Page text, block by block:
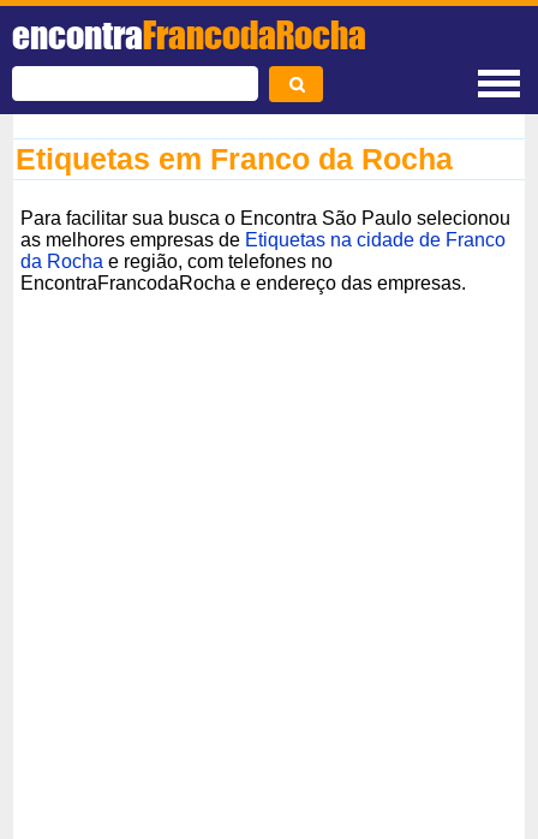
encontraFrancodaRocha
Etiquetas em Franco da Rocha
Para facilitar sua busca o Encontra São Paulo selecionou
as melhores empresas de Etiquetas na cidade de Franco
da Rocha e região, com telefones no
EncontraFrancodaRocha e endereço das empresas.